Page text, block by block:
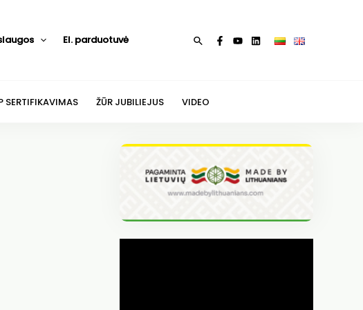
El. parduotuvė Paieška
SERTIFIKAVIMAS ŽŪR JUBILIEJUS VIDEO